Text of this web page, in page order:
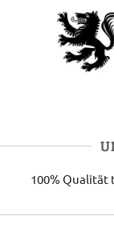
100% Qualität